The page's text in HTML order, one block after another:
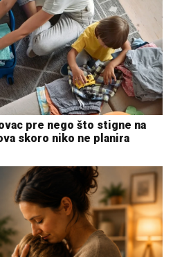
pre nego što stigne na
skoro niko ne planira